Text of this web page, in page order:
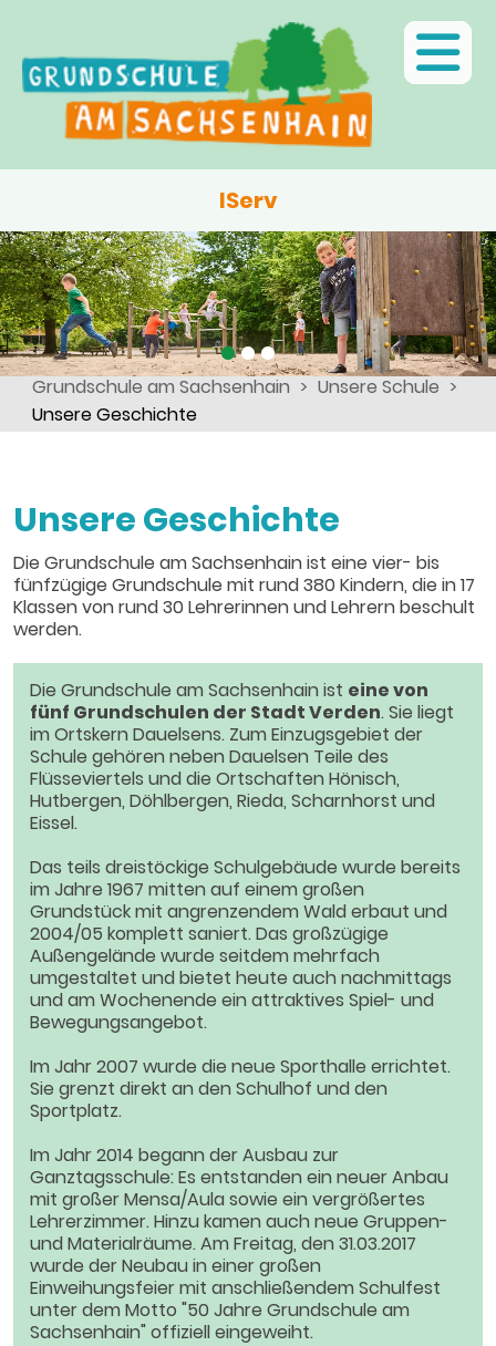
IServ
•••
Grundschule am Sachsenhain
Unsere Schule
Unsere Geschichte
Unsere Geschichte
Die Grundschule am Sachsenhain ist eine vier- bis
fünfzügige Grundschule mit rund 380 Kindern, die in 17
Klassen von rund 30 Lehrerinnen und Lehrern beschult
werden.
Die Grundschule am Sachsenhain ist eine von
fünf Grundschulen der Stadt Verden. Sie liegt
im Ortskern Dauelsens. Zum Einzugsgebiet der
Schule gehören neben Dauelsen Teile des
Flüsseviertels und die Ortschaften Hönisch,
Hutbergen, Döhlbergen, Rieda, Scharnhorst und
Eissel.
Das teils dreistöckige Schulgebäude wurde bereits
im Jahre 1967 mitten auf einem großen
Grundstück mit angrenzendem Wald erbaut und
2004/05 komplett saniert. Das großzügige
Außengelände wurde seitdem mehrfach
umgestaltet und bietet heute auch nachmittags
und am Wochenende ein attraktives Spiel- und
Bewegungsangebot.
Im Jahr 2007 wurde die neue Sporthalle errichtet.
Sie grenzt direkt an den Schulhof und den
Sportplatz.
Im Jahr 2014 begann der Ausbau zur
Ganztagsschule: Es entstanden ein neuer Anbau
mit großer Mensa/Aula sowie ein vergrößertes
Lehrerzimmer. Hinzu kamen auch neue Gruppen-
und Materialräume. Am Freitag, den 31.03.2017
wurde der Neubau in einer großen
Einweihungsfeier mit anschließendem Schulfest
unter dem Motto "50 Jahre Grundschule am
Sachsenhain" offiziell eingeweiht.
Kinder
Eltern
Schulsozialarbeit
Schulseelsorge
Angebote, Projekte, Aktionen, Arbeitsgemeinschaften